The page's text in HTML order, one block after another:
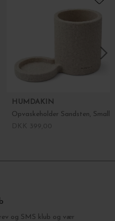
HUMDAKIN
Opvaskeholder Sandsten, Small
og SMS klub og vær